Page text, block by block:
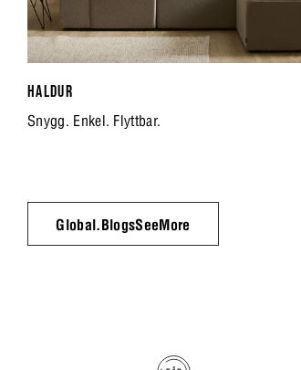
HALDUR
Snygg. Enkel. Flyttbar.
Global.BlogsSeeMore